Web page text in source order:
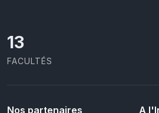
13
FACULTÉS
Nos partenaires A